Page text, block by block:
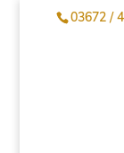
03672 /